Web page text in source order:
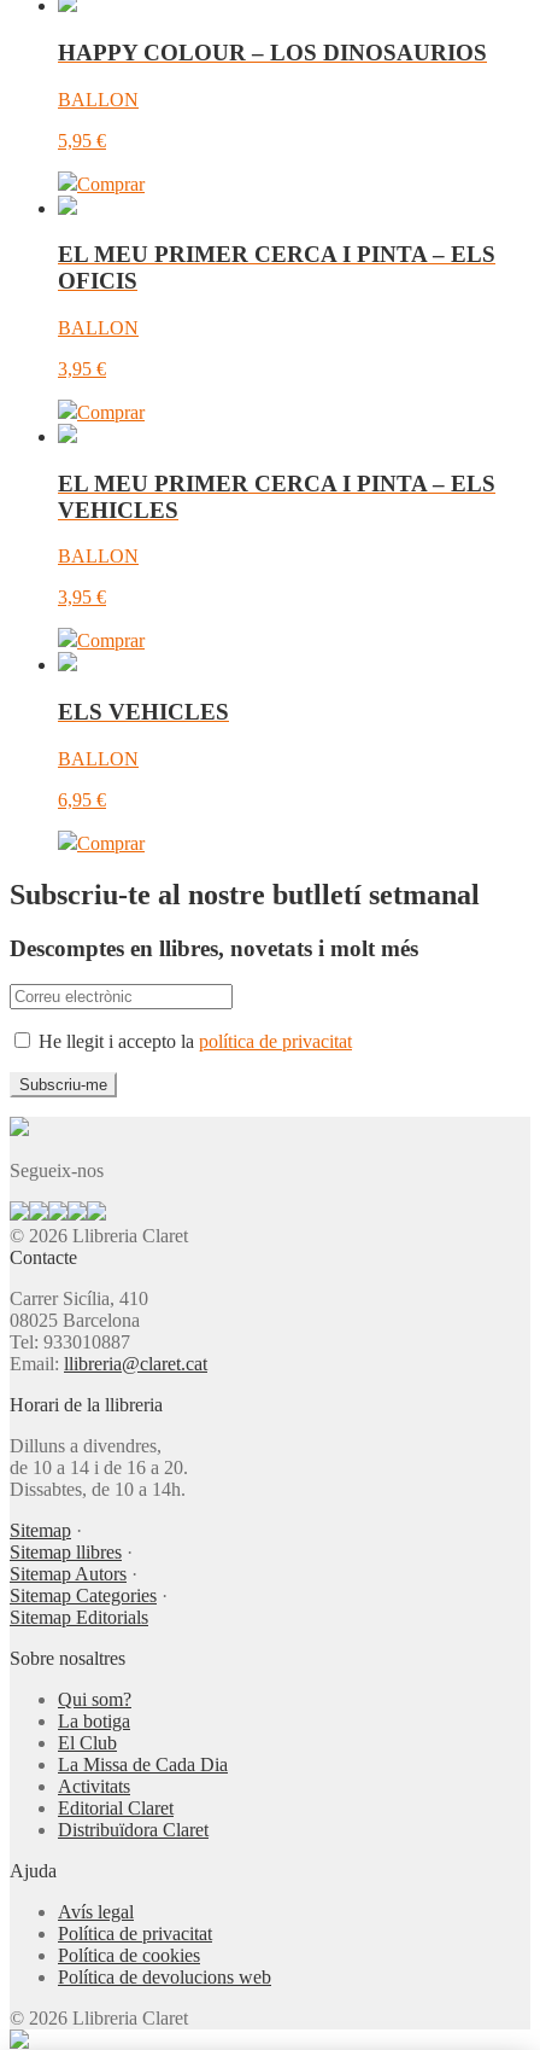
HAPPY COLOUR – LOS DINOSAURIOS
BALLON
5,95 €
Comprar
EL MEU PRIMER CERCA I PINTA – ELS
OFICIS
BALLON
3,95 €
Comprar
EL MEU PRIMER CERCA I PINTA – ELS
VEHICLES
BALLON
3,95 €
Comprar
ELS VEHICLES
BALLON
6,95 €
Comprar
Subscriu-te al nostre butlletí setmanal
Descomptes en llibres, novetats i molt més
He llegit i accepto la política de privacitat
Segueix-nos
© 2026 Llibreria Claret
Contacte
Carrer Sicília, 410
08025 Barcelona
Tel: 933010887
Email: llibreria@claret.cat
Horari de la llibreria
Dilluns a divendres,
de 10 a 14 i de 16 a 20.
Dissabtes, de 10 a 14h.
Sitemap ·
Sitemap llibres ·
Sitemap Autors ·
Sitemap Categories ·
Sitemap Editorials
Sobre nosaltres
Qui som?
La botiga
El Club
La Missa de Cada Dia
Activitats
Editorial Claret
Distribuïdora Claret
Ajuda
Avís legal
Política de privacitat
Política de cookies
Política de devolucions web
© 2026 Llibreria Claret